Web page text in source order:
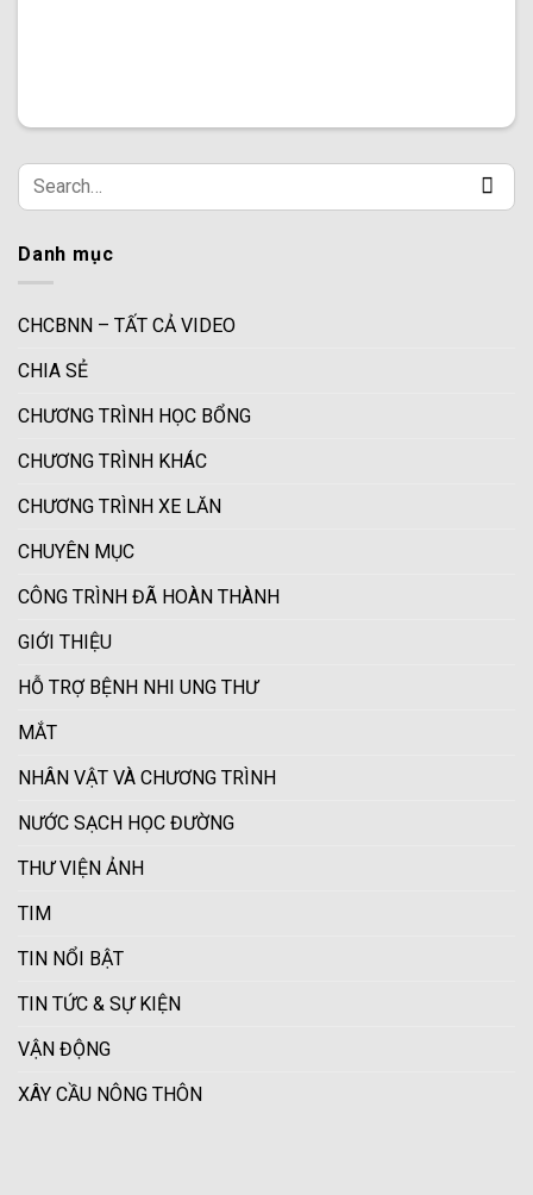
Danh mục
CHCBNN – TẤT CẢ VIDEO
CHIA SẺ
CHƯƠNG TRÌNH HỌC BỔNG
CHƯƠNG TRÌNH KHÁC
CHƯƠNG TRÌNH XE LĂN
CHUYÊN MỤC
CÔNG TRÌNH ĐÃ HOÀN THÀNH
GIỚI THIỆU
HỖ TRỢ BỆNH NHI UNG THƯ
MẮT
NHÂN VẬT VÀ CHƯƠNG TRÌNH
NƯỚC SẠCH HỌC ĐƯỜNG
THƯ VIỆN ẢNH
TIM
TIN NỔI BẬT
TIN TỨC & SỰ KIỆN
VẬN ĐỘNG
XÂY CẦU NÔNG THÔN